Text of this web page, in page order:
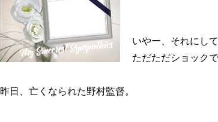
いやー、それにして
ただただショック
昨日、亡くなられた野村監督。